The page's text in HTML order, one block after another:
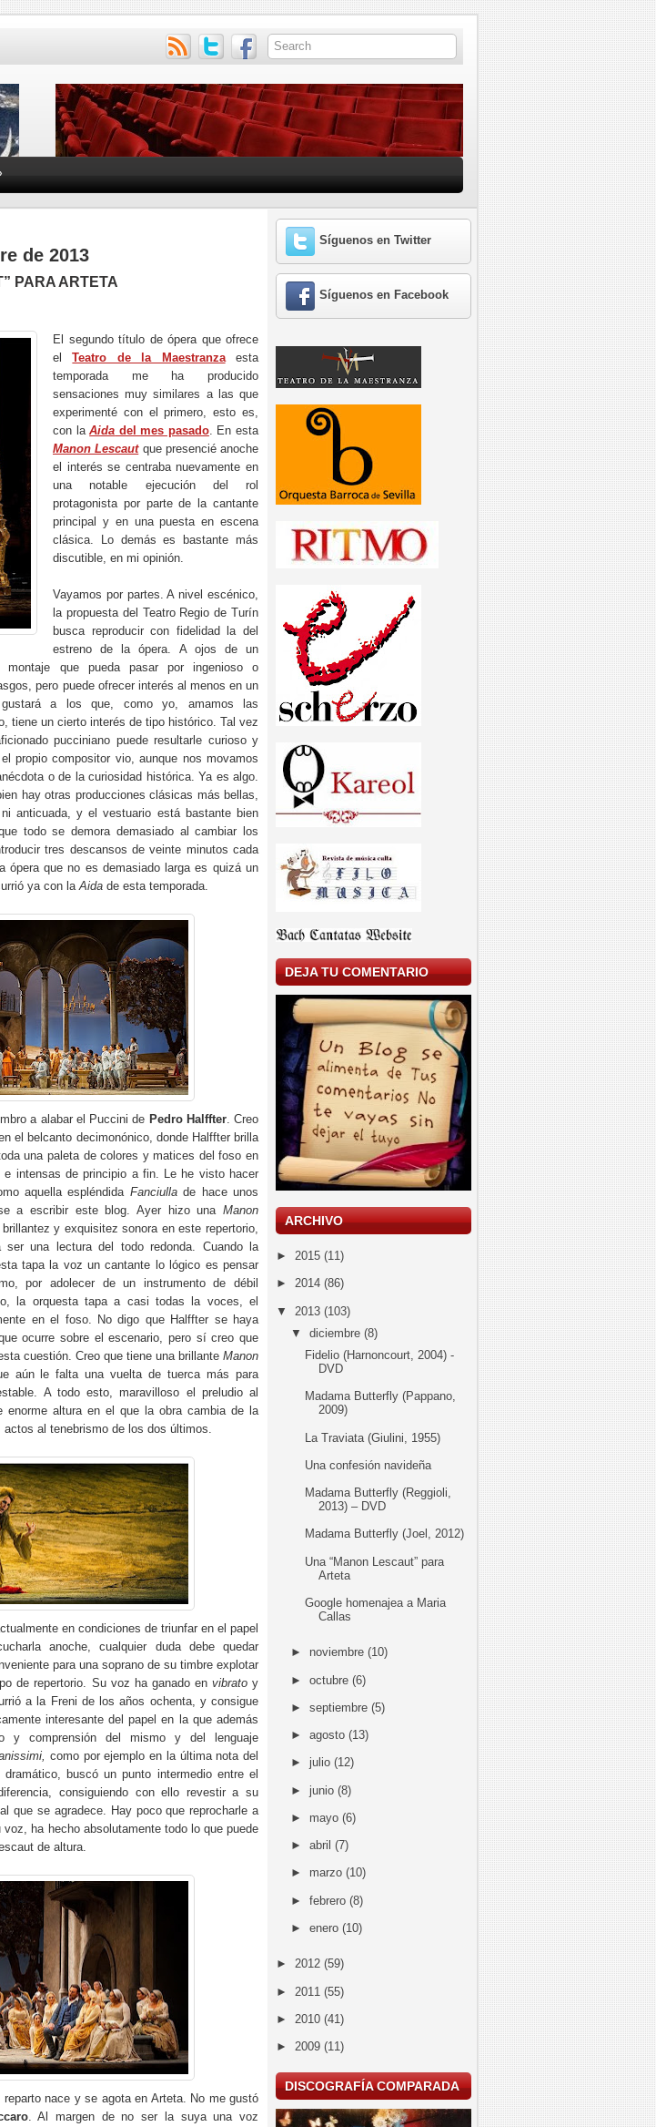
de 2013
PARA ARTETA
El segundo título de ópera que ofrece
elTeatro de la Maestranzaesta
temporada me ha producido
sensaciones muy similares a las que
experimenté con el primero, esto es,
con laAida del mes pasado. En esta
Manon Lescautque presencié anoche
el interés se centraba nuevamente en
una notable ejecución del rol
protagonista por parte de la cantante
principal y en una puesta en escena
clásica. Lo demás es bastante más
discutible, en mi opinión.
Vayamos por partes. A nivel escénico,
la propuesta del Teatro Regio de Turín
busca reproducir con fidelidad la del
estreno de la ópera. A ojos de un
que pueda pasar por ingenioso o
pero puede ofrecer interés al menos en un
a los que, como yo, amamos las
tiene un cierto interés de tipo histórico. Tal vez
pucciniano puede resultarle curioso y
propio compositor vio, aunque nos movamos
o de la curiosidad histórica. Ya es algo.
hay otras producciones clásicas más bellas,
anticuada, y el vestuario está bastante bien
todo se demora demasiado al cambiar los
tres descansos de veinte minutos cada
ópera que no es demasiado larga es quizá un
ya con laAida de esta temporada.
a alabar el Puccini de Pedro Halffter. Creo
el belcanto decimonónico, donde Halffter brilla
una paleta de colores y matices del foso en
e intensas de principio a fin. Le he visto hacer
aquella espléndida Fanciullade hace unos
a escribir este blog. Ayer hizo una Manon
y exquisitez sonora en este repertorio,
una lectura del todo redonda. Cuando la
tapa la voz un cantante lo lógico es pensar
por adolecer de un instrumento de débil
la orquesta tapa a casi todas la voces, el
en el foso. No digo que Halffter se haya
ocurre sobre el escenario, pero sí creo que
cuestión. Creo que tiene una brillante Manon
aún le falta una vuelta de tuerca más para
A todo esto, maravilloso el preludio al
enorme altura en el que la obra cambia de la
actos al tenebrismo de los dos últimos.
en condiciones de triunfar en el papel
anoche, cualquier duda debe quedar
para una soprano de su timbre explotar
de repertorio. Su voz ha ganado en vibratoy
a la Freni de los años ochenta, y consigue
interesante del papel en la que además
y comprensión del mismo y del lenguaje
como por ejemplo en la última nota del
buscó un punto intermedio entre el
consiguiendo con ello revestir a su
que se agradece. Hay poco que reprocharle a
ha hecho absolutamente todo lo que puede
de altura.
reparto nace y se agota en Arteta. No me gustó
. Al margen de no ser la suya una voz
Síguenos en Twitter
Síguenos en Facebook
DEJA TU COMENTARIO
ARCHIVO
► 2015 (11)
► 2014 (86)
▼ 2013 (103)
▼ diciembre (8)
Fidelio (Harnoncourt, 2004) -
DVD
Madama Butterfly (Pappano,
2009)
La Traviata (Giulini, 1955)
Una confesión navideña
Madama Butterfly (Reggioli,
2013) – DVD
Madama Butterfly (Joel, 2012)
Una “Manon Lescaut” para
Arteta
Google homenajea a Maria
Callas
► noviembre (10)
► octubre (6)
► septiembre (5)
► agosto (13)
► julio (12)
► junio (8)
► mayo (6)
► abril (7)
► marzo (10)
► febrero (8)
► enero (10)
► 2012 (59)
► 2011 (55)
► 2010 (41)
► 2009 (11)
DISCOGRAFÍA COMPARADA